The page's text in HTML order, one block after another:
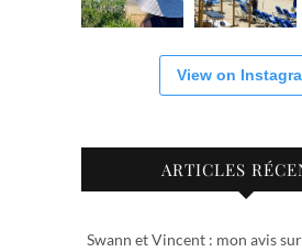
View on
ARTICLES
Swann et Vincent : mon avis